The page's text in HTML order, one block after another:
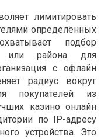
лимитировать
определённых
подбор
или района для
с офлайн
радиус вокруг
покупателей из
казино онлайн
по IP-адресу
устройства. Это